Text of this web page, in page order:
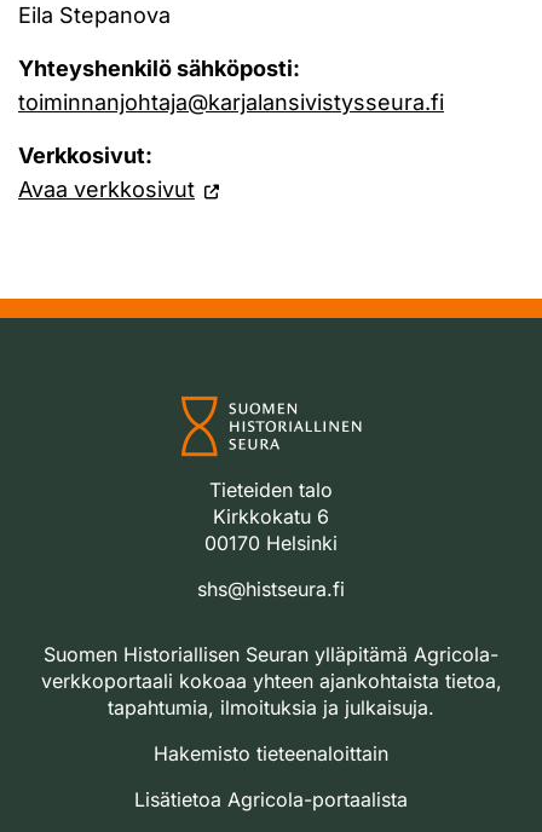
Eila Stepanova
Yhteyshenkilö sähköposti:
toiminnanjohtaja@karjalansivistysseura.fi
Verkkosivut:
Avaa verkkosivut
Tieteiden talo
Kirkkokatu 6
00170 Helsinki
shs@histseura.fi
Suomen Historiallisen Seuran ylläpitämä Agricola-
verkkoportaali kokoaa yhteen ajankohtaista tietoa,
tapahtumia, ilmoituksia ja julkaisuja.
Hakemisto tieteenaloittain
Lisätietoa Agricola-portaalista